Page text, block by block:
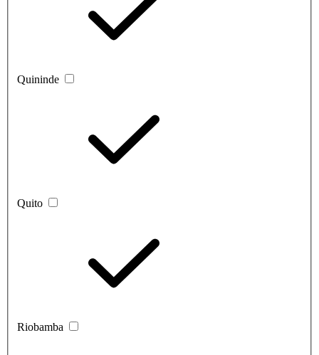
Quininde
Quito
Riobamba